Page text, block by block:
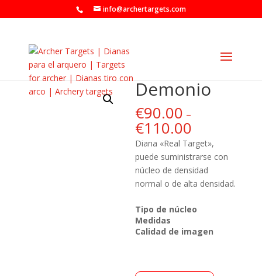
info@archertargets.com
Demonio
€90.00 –
€110.00
Diana «Real Target»,
puede suministrarse con
núcleo de densidad
normal o de alta densidad.
Tipo de núcleo
Medidas
Calidad de imagen